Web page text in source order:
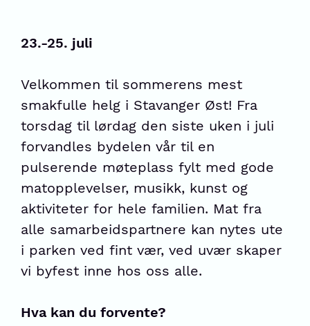
23.-25. juli
Velkommen til sommerens mest
smakfulle helg i Stavanger Øst! Fra
torsdag til lørdag den siste uken i juli
forvandles bydelen vår til en
pulserende møteplass fylt med gode
matopplevelser, musikk, kunst og
aktiviteter for hele familien. Mat fra
alle samarbeidspartnere kan nytes ute
i parken ved fint vær, ved uvær skaper
vi byfest inne hos oss alle.
Hva kan du forvente?